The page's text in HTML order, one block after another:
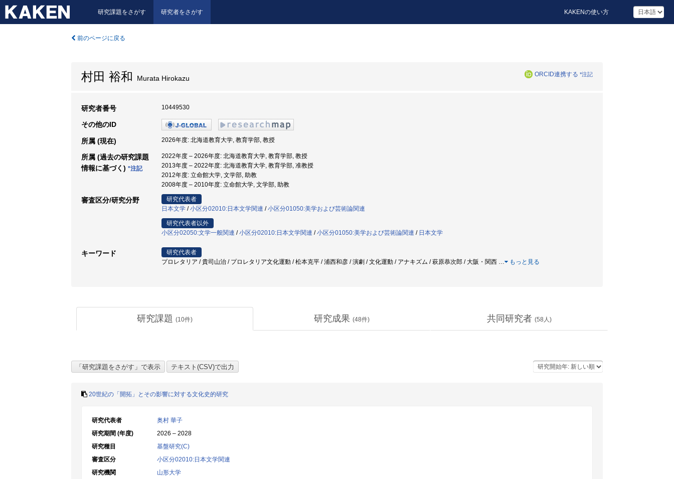
研究課題をさがす 研究者をさがす KAKENの使い方
前のページに戻る
村田 裕和 Murata Hirokazu ORCID連携する *注記
研究者番号 10449530
その他のID
所属 (現在) 2026年度: 北海道教育大学, 教育学部, 教授
所属 (過去の研究課題
情報に基づく) *注記
2022年度 – 2026年度: 北海道教育大学, 教育学部, 教授
2013年度 – 2022年度: 北海道教育大学, 教育学部, 准教授
2012年度: 立命館大学, 文学部, 助教
2008年度 – 2010年度: 立命館大学, 文学部, 助教
審査区分/研究分野
研究代表者
日本文学 /小区分02010:日本文学関連 /小区分01050:美学および芸術論関連
研究代表者以外
小区分02050:文学一般関連 /小区分02010:日本文学関連 /小区分01050:美学および芸術論関連 / 日本文学
キーワード
研究代表者
プロレタリア / 貴司山治 / プロレタリア文化運動 / 松本克平 / 浦西和彦 / 演劇 / 文化運動 / アナキズム / 萩原恭次郎 / 大阪・関西 … もっと見る
研究課題 (10件) 研究成果 (48件) 共同研究者 (58 人)
20世紀の「開拓」とその影響に対する文化史的研究
研究代表者
奥村 華子
研究期間 (年度)
2026 – 2028
研究種目
基盤研究(C)
審査区分
小区分02010:日本文学関連
研究機関
山形大学